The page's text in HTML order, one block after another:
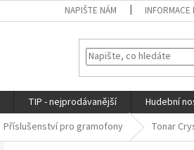
NAPIŠTE NÁM INFORMACE
TIP - nejprodávanější Hudební
Příslušenství pro gramofony Tonar